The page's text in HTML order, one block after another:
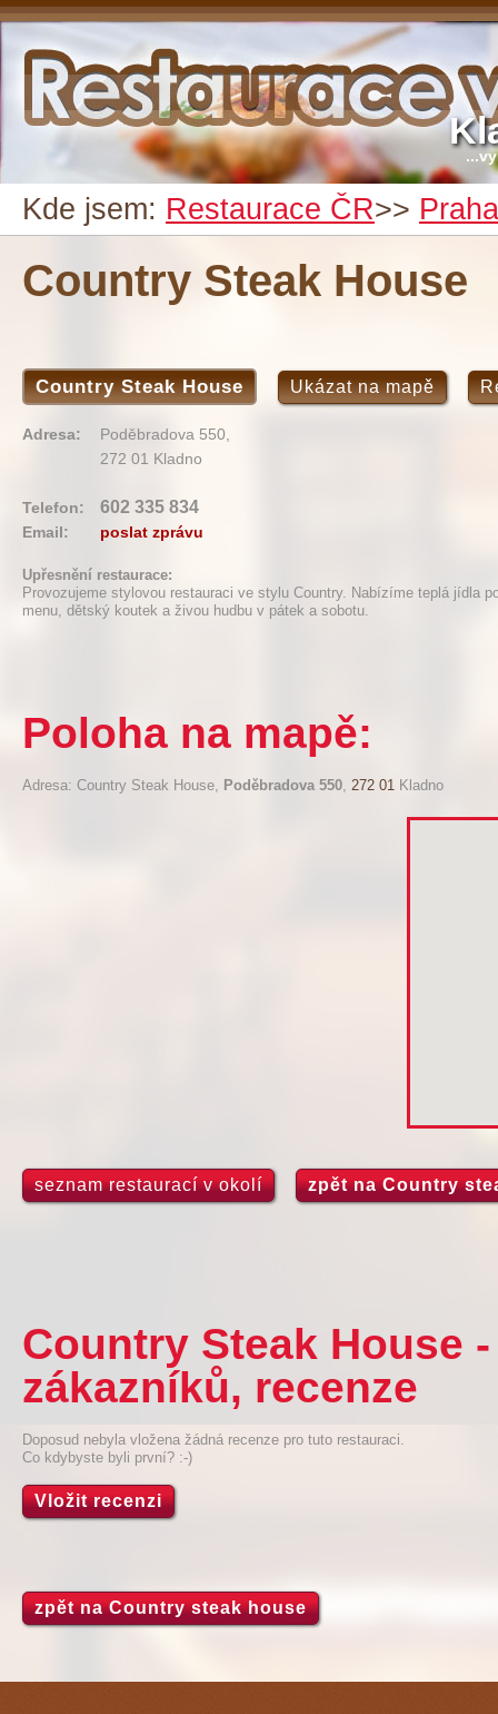
Kde jsem: Restaurace ČR>> Praha
Country Steak House
Country Steak House Ukázat na mapě
Adresa:
Poděbradova 550,
272 01 Kladno
Telefon: 602 335 834
Email: poslat zprávu
Upřesnění restaurace:
Provozujeme stylovou restauraci ve stylu Country. Nabízíme teplá jídla
menu, dětský koutek a živou hudbu v pátek a sobotu.
Poloha na mapě:
Adresa: Country Steak House, Poděbradova 550, 272 01 Kladno
seznam restaurací v okolí zpět na Country
Country Steak House
zákazníků, recenze
Doposud nebyla vložena žádná recenze pro tuto restauraci.
Co kdybyste byli první? :-)
Vložit recenzi
zpět na Country steak house